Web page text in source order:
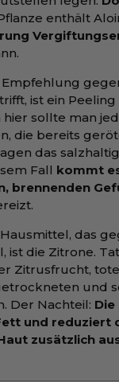
enthält
Empfehlung
ist ein
hier sollte man
die bereits
das
Fall kommt
brennenden
Hausmittel, das
ist die Zitrone.
Zitrusfrucht,
und
Der Nachteil:
und reduziert
zusätzlich